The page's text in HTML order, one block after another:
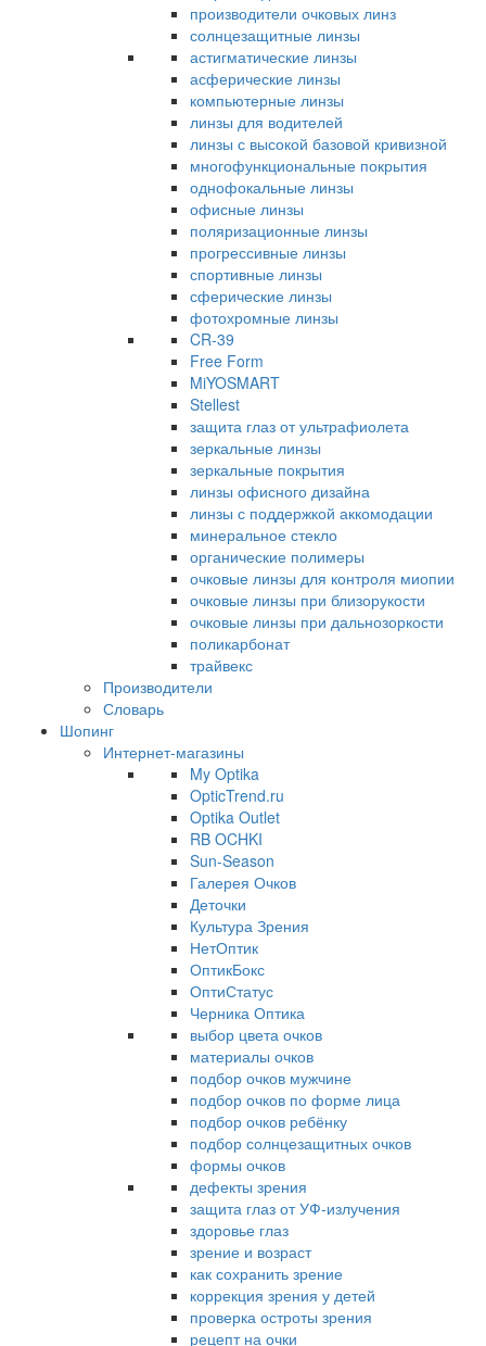
производители очковых линз
солнцезащитные линзы
астигматические линзы
асферические линзы
компьютерные линзы
линзы для водителей
линзы с высокой базовой кривизной
многофункциональные покрытия
однофокальные линзы
офисные линзы
поляризационные линзы
прогрессивные линзы
спортивные линзы
сферические линзы
фотохромные линзы
CR-39
Free Form
MiYOSMART
Stellest
защита глаз от ультрафиолета
зеркальные линзы
зеркальные покрытия
линзы офисного дизайна
линзы с поддержкой аккомодации
минеральное стекло
органические полимеры
очковые линзы для контроля миопии
очковые линзы при близорукости
очковые линзы при дальнозоркости
поликарбонат
трайвекс
Производители
Словарь
Шопинг
Интернет-магазины
My Optika
OpticTrend.ru
Optika Outlet
RB OCHKI
Sun-Season
Галерея Очков
Деточки
Культура Зрения
НетОптик
ОптикБокс
ОптиСтатус
Черника Оптика
выбор цвета очков
материалы очков
подбор очков мужчине
подбор очков по форме лица
подбор очков ребёнку
подбор солнцезащитных очков
формы очков
дефекты зрения
защита глаз от УФ-излучения
здоровье глаз
зрение и возраст
как сохранить зрение
коррекция зрения у детей
проверка остроты зрения
рецепт на очки